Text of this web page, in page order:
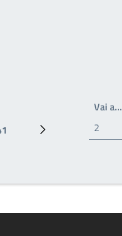
Ultima paginaProssima pagina
Vai a…